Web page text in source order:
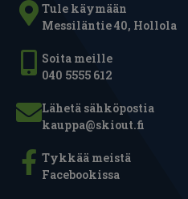
Tule käymään
Messiläntie 40, Hollola
Soita meille
040 5555 612
Lähetä sähköpostia
kauppa@skiout.fi
Tykkää meistä
Facebookissa